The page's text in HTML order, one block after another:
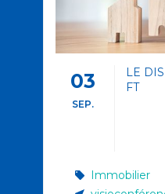
03
SEP.
LE
FT
Immobilier